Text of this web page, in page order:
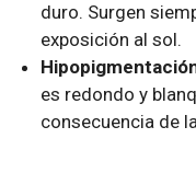
duro. Surgen
exposición al sol.
es redondo y
consecuencia de